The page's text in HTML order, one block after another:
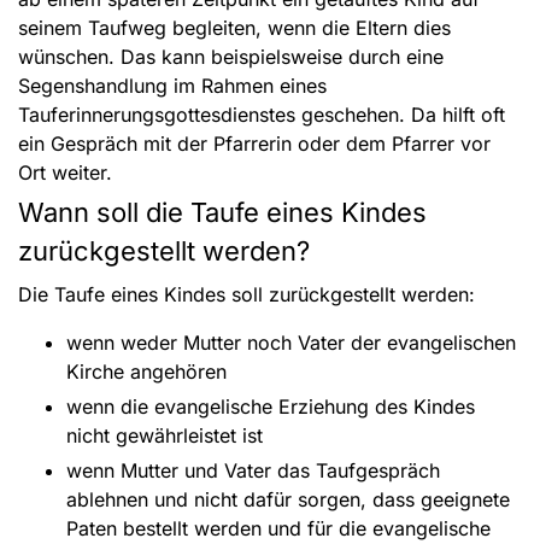
seinem Taufweg begleiten, wenn die Eltern dies
wünschen. Das kann beispielsweise durch eine
Segenshandlung im Rahmen eines
Tauferinnerungsgottesdienstes geschehen. Da hilft oft
ein Gespräch mit der Pfarrerin oder dem Pfarrer vor
Ort weiter.
Wann soll die Taufe eines Kindes
zurückgestellt werden?
Die Taufe eines Kindes soll zurückgestellt werden:
wenn weder Mutter noch Vater der evangelischen
Kirche angehören
wenn die evangelische Erziehung des Kindes
nicht gewährleistet ist
wenn Mutter und Vater das Taufgespräch
ablehnen und nicht dafür sorgen, dass geeignete
Paten bestellt werden und für die evangelische